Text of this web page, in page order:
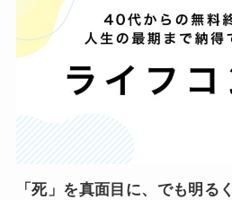
「死」を真面目に、でも明る